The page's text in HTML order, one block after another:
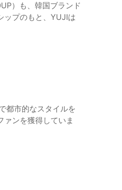
）も、韓国ブランド
ップのもと、YUJIは
都市的なスタイルを
ンを獲得していま